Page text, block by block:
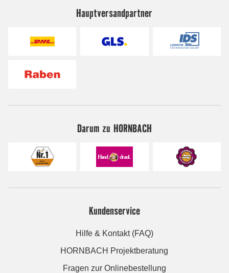
Hauptversandpartner
Darum zu HORNBACH
Kundenservice
Hilfe & Kontakt (FAQ)
HORNBACH Projektberatung
Fragen zur Onlinebestellung